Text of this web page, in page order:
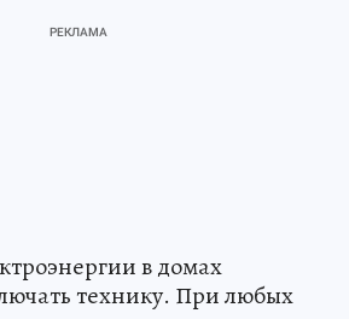
в домах
технику. При любых